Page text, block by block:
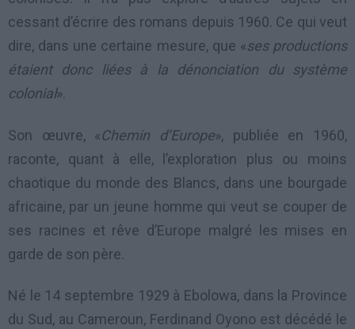
cessant d’écrire des romans depuis 1960. Ce qui veut
dire, dans une certaine mesure, que «ses productions
étaient donc liées à la dénonciation du système
colonial».
Son œuvre, «Chemin d’Europe», publiée en 1960,
raconte, quant à elle, l’exploration plus ou moins
chaotique du monde des Blancs, dans une bourgade
africaine, par un jeune homme qui veut se couper de
ses racines et rêve d’Europe malgré les mises en
garde de son père.
Né le 14 septembre 1929 à Ebolowa, dans la Province
du Sud, au Cameroun, Ferdinand Oyono est décédé le